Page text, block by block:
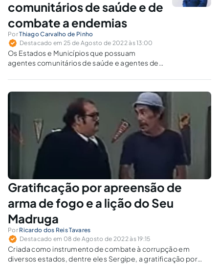
comunitários de saúde e de
combate a endemias
PorThiago Carvalho de Pinho
Destacado em 25 de Agosto de 2022 às 13:00
Os Estados e Municípios que possuam
agentes comunitários de saúde e agentes de
pessoal, deverão proceder ao pagamento do
vencimento desses servidores tendo como
base o novo piso salarial, que entrou em vigor
em 06/05/2022.
Gratificação por apreensão de
arma de fogo e a lição do Seu
Madruga
Por Ricardo dos Reis Tavares
Destacado em 08 de Agosto de 2022 às 19:15
Criada como instrumento de combate à corrupção em
diversos estados, dentre eles Sergipe, a gratificação por